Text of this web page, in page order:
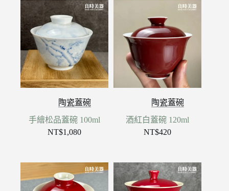
陶瓷蓋碗
手繪松品蓋碗 100ml
NT$1,080
陶瓷蓋碗
酒紅白蓋碗 120ml
NT$420